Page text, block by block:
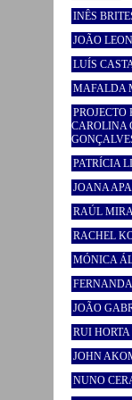
INÊS
JOÃO
LUÍS
MAFALDA
CAROLINA
PATRÍCIA
JOANA
RAÚL
RACHEL
MÓNICA
JOÃO
RUI HORTA
JOHN
NUNO